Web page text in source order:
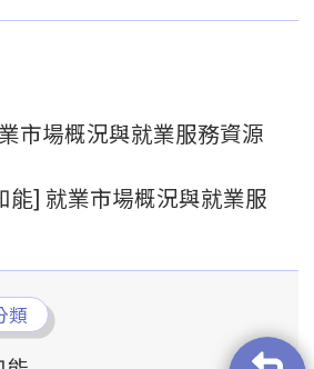
市場概況與就業服務資源
能] 就業市場概況與就業服
類